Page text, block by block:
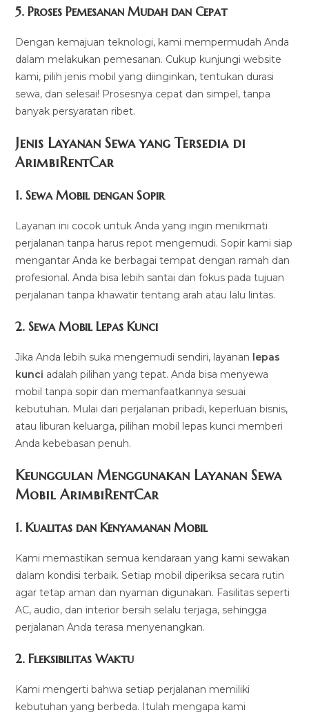
5.Proses Pemesanan Mudah dan Cepat
Dengan kemajuan teknologi, kami mempermudah Anda
dalam melakukan pemesanan. Cukup kunjungi website
kami, pilih jenis mobil yang diinginkan, tentukan durasi
sewa, dan selesai! Prosesnya cepat dan simpel, tanpa
banyak persyaratan ribet.
Jenis Layanan Sewa yang Tersedia di
ArimbiRentCar
1.Sewa Mobil dengan Sopir
Layanan ini cocok untuk Anda yang ingin menikmati
perjalanan tanpa harus repot mengemudi. Sopir kami siap
mengantar Anda ke berbagai tempat dengan ramah dan
profesional. Anda bisa lebih santai dan fokus pada tujuan
perjalanan tanpa khawatir tentang arah atau lalu lintas.
2.Sewa Mobil Lepas Kunci
Jika Anda lebih suka mengemudi sendiri, layanan lepas
kunci adalah pilihan yang tepat. Anda bisa menyewa
mobil tanpa sopir dan memanfaatkannya sesuai
kebutuhan. Mulai dari perjalanan pribadi, keperluan bisnis,
atau liburan keluarga, pilihan mobil lepas kunci memberi
Anda kebebasan penuh.
Keunggulan Menggunakan Layanan Sewa
Mobil ArimbiRentCar
1.Kualitas dan Kenyamanan Mobil
Kami memastikan semua kendaraan yang kami sewakan
dalam kondisi terbaik. Setiap mobil diperiksa secara rutin
agar tetap aman dan nyaman digunakan. Fasilitas seperti
AC, audio, dan interior bersih selalu terjaga, sehingga
perjalanan Anda terasa menyenangkan.
2.Fleksibilitas Waktu
Kami mengerti bahwa setiap perjalanan memiliki
kebutuhan yang berbeda. Itulah mengapa kami